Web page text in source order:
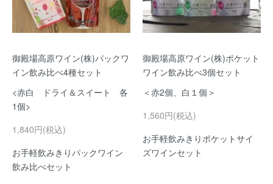
御殿場高原ワイン(株)パックワ
イン飲み比べ4種セット
<赤白 ドライ＆スイート 各
1個>
1,840円(税込)
お手軽飲みきりパックワイン
飲み比べセット
御殿場高原ワイン(株)ポケット
ワイン飲み比べ3個セット
＜赤2個、白１個＞
1,560円(税込)
お手軽飲みきりポケットサイ
ズワインセット